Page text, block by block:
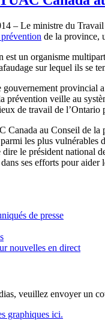
– Le ministre du
de la province,
un organisme
sur lequel ils se
gouvernement provincial
prévention veille au
de travail de l’Ontario
Canada au Conseil de la
les plus vulnérables
dire le président national
ses efforts pour
de presse
nouvelles en direct
veuillez envoyer un
graphiques ici.